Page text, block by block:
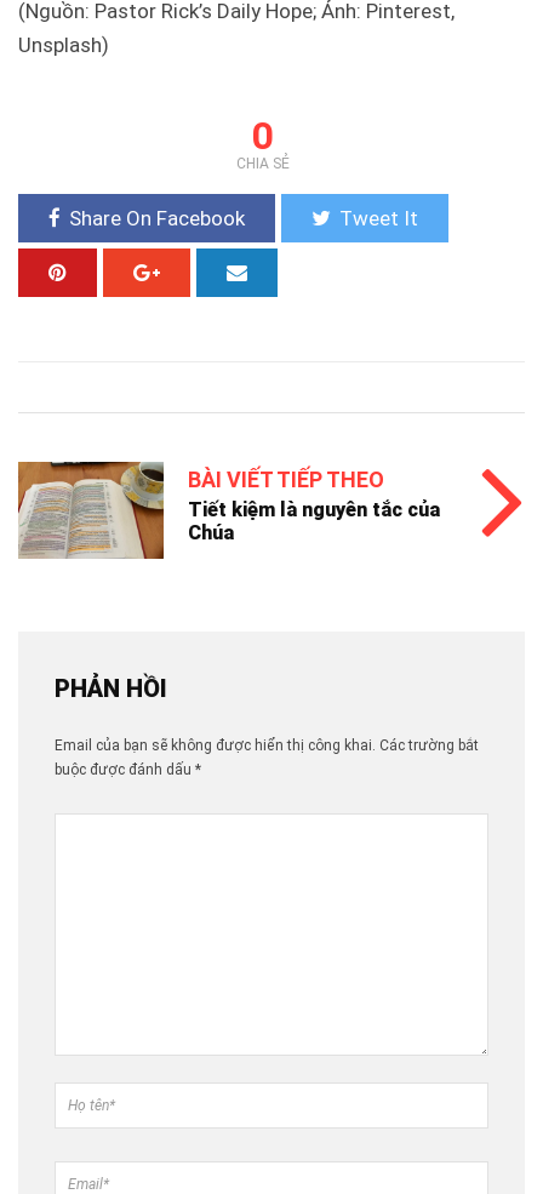
(Nguồn: Pastor Rick’s Daily Hope; Ảnh: Pinterest,
Unsplash)
0
CHIA SẺ
Share On Facebook Tweet It
BÀI VIẾT TIẾP THEO
Tiết kiệm là nguyên tắc của
Chúa
PHẢN HỒI
Email của bạn sẽ không được hiển thị công khai. Các trường bắt
buộc được đánh dấu *